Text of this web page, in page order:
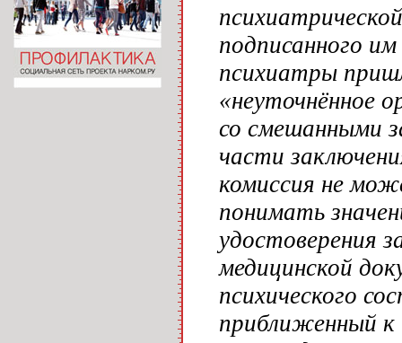
подписанного
психиатры
«неуточнённое
со смешанными
части
комиссия не
понимать
удостоверения
медицинской
психического
приближенный к